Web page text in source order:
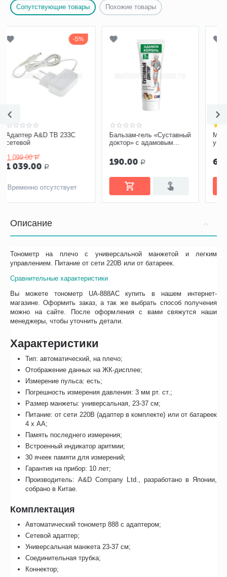
Сопутствующие товары Похожие товары
5%
Адаптер A&D TB 233C
сетевой
1 099.00
1 039.00
Временно отсутствует
Бальзам-гель «Суставный
доктор» с адамовым
190.00
Описание
Тонометр на плечо с универсальной манжетой и легким
управлением. Питание от сети 220В или от батареек.
Сравнительные характеристики
Вы можете тонометр UA-888AC купить в нашем интернет-
магазине. Оформить заказ, а так же выбрать способ получения
можно на сайте. После оформления с вами свяжутся наши
менеджеры, чтобы уточнить детали.
Характеристики
Тип: автоматический, на плечо;
Отображение данных на ЖК-дисплее;
Измерение пульса: есть;
Погрешность измерения давления: 3 мм рт. ст.;
Размер манжеты: универсальная, 23-37 см;
Питание: от сети 220В (адаптер в комплекте) или от батареек
4 х АА;
Память последнего измерения;
Встроенный индикатор аритмии;
30 ячеек памяти для измерений;
Гарантия на прибор: 10 лет;
Производитель: A&D Company Ltd., разработано в Японии,
собрано в Китае.
Комплектация
Автоматический тонометр 888 с адаптером;
Сетевой адаптер;
Универсальная манжета 23-37 см;
Соединительная трубка;
Коннектор;